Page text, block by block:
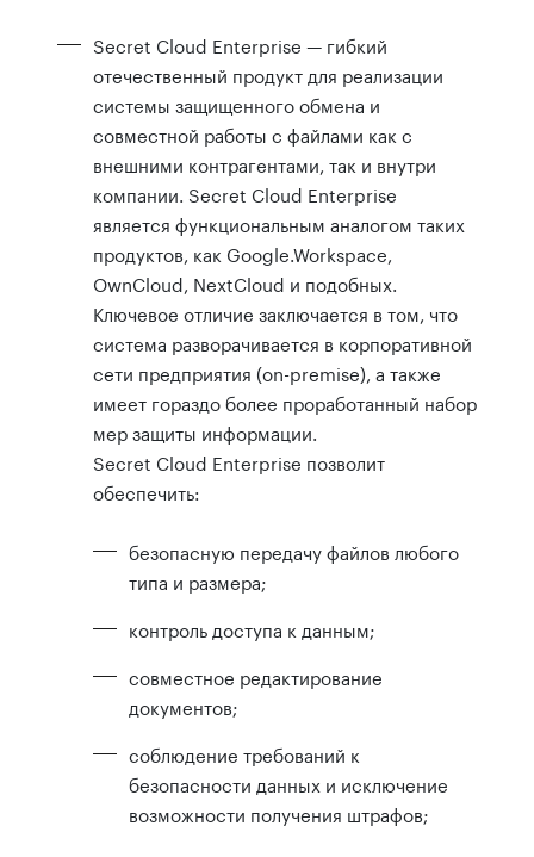
Secret Cloud Enterprise — гибкий
отечественный продукт для реализации
системы защищенного обмена и
совместной работы с файлами как с
внешними контрагентами, так и внутри
компании. Secret Cloud Enterprise
является функциональным аналогом таких
продуктов, как Google.Workspace,
OwnCloud, NextCloud и подобных.
Ключевое отличие заключается в том, что
система разворачивается в корпоративной
сети предприятия (on-premise), а также
имеет гораздо более проработанный набор
мер защиты информации.
Secret Cloud Enterprise позволит
обеспечить:
безопасную передачу файлов любого
типа и размера;
контроль доступа к данным;
совместное редактирование
документов;
соблюдение требований к
безопасности данных и исключение
возможности получения штрафов;